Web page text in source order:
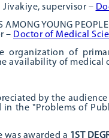
supervisor –
AMONG YOUNG
– Doctor of Medical
organization of
availability of medical
by the
the "Problems of
was awarded a 1ST